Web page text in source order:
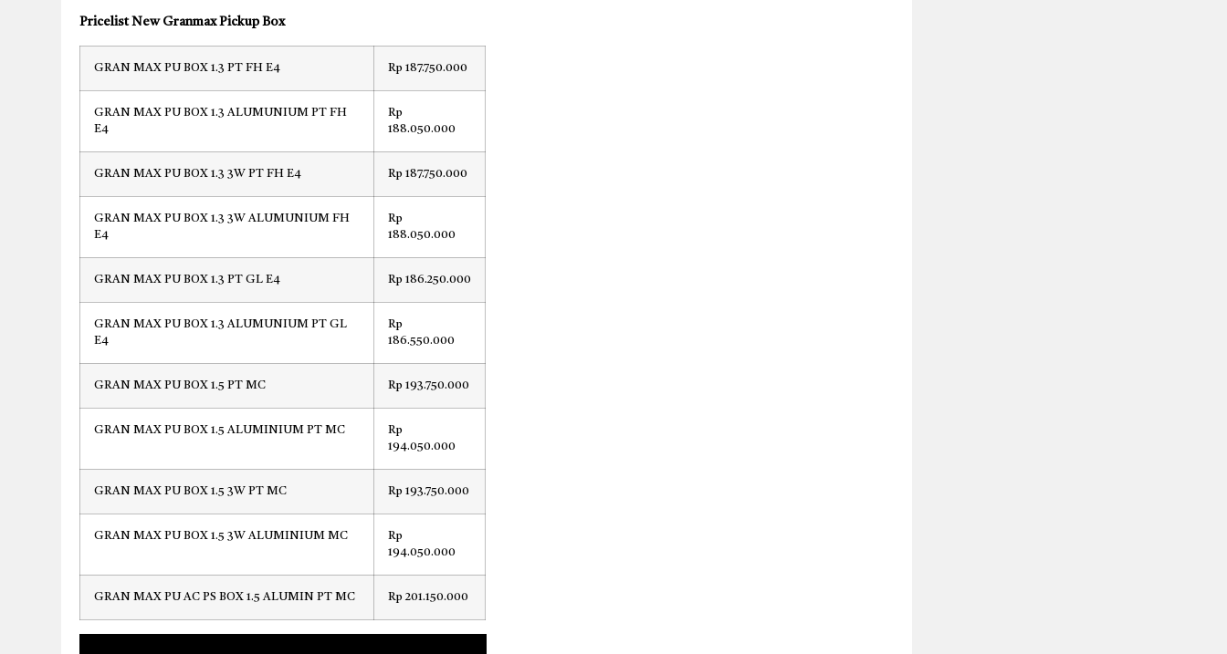
Pricelist New Granmax Pickup Box
GRAN MAX PU BOX 1.3 PT FH E4 Rp 187.750.000
GRAN MAX PU BOX 1.3 ALUMUNIUM PT FH
E4
Rp
188.050.000
GRAN MAX PU BOX 1.3 3W PT FH E4 Rp 187.750.000
GRAN MAX PU BOX 1.3 3W ALUMUNIUM FH
E4
Rp
188.050.000
GRAN MAX PU BOX 1.3 PT GL E4 Rp 186.250.000
GRAN MAX PU BOX 1.3 ALUMUNIUM PT GL
E4
Rp
186.550.000
GRAN MAX PU BOX 1.5 PT MC Rp 193.750.000
GRAN MAX PU BOX 1.5 ALUMINIUM PT MC
Rp
194.050.000
GRAN MAX PU BOX 1.5 3W PT MC Rp 193.750.000
GRAN MAX PU BOX 1.5 3W ALUMINIUM MC
Rp
194.050.000
GRAN MAX PU AC PS BOX 1.5 ALUMIN PT MC Rp 201.150.000